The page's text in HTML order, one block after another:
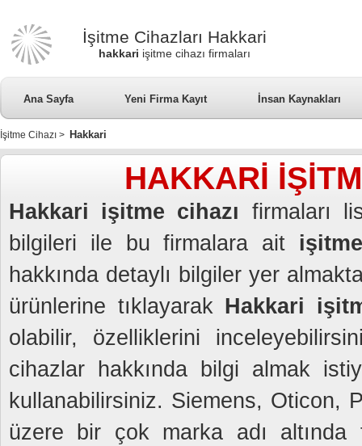
İşitme Cihazları Hakkari
hakkari işitme cihazı firmaları
Ana Sayfa Yeni Firma Kayıt İnsan Kaynakları
İşitme Cihazı > Hakkari
HAKKARİ
Hakkari işitme cihazı firmaları
bilgileri ile bu firmalara ait
hakkında detaylı bilgiler yer
ürünlerine tıklayarak Hakkari
olabilir, özelliklerini
cihazlar hakkında bilgi almak
kullanabilirsiniz. Siemens, Oticon,
üzere bir çok marka adı altında